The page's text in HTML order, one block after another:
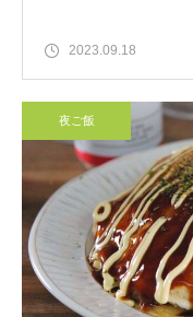
2023.09.18
夜ご飯